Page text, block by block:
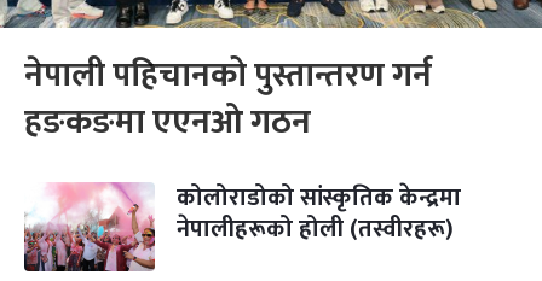
नेपाली पहिचानको पुस्तान्तरण गर्न
हङकङमा एएनओ गठन
कोलोराडोको सांस्कृतिक केन्द्रमा
नेपालीहरूको होली (तस्वीरहरू)